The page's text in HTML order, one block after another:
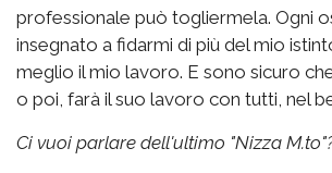
professionale può togliermela. Ogni
insegnato a fidarmi di più del mio
meglio il mio lavoro. E sono sicuro
o poi, farà il suo lavoro con tutti, nel
Ci vuoi parlare dell'ultimo "Nizza